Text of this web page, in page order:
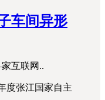
车间异形
互联网..